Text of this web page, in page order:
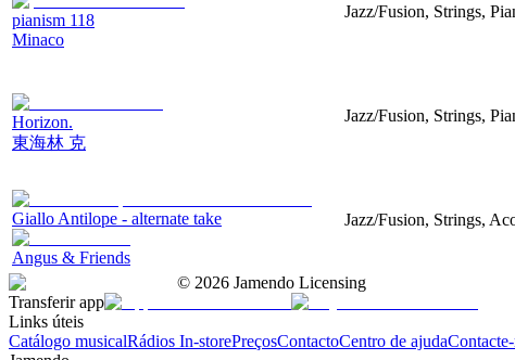
pianism 118
Minaco
Jazz/Fusion, Strings,
Horizon.
東海林 克
Jazz/Fusion, Strings,
Giallo Antilope - alternate take
Angus & Friends
Jazz/Fusion, Strings,
© 2026 Jamendo Licensing
Transferir app
Links úteis
Catálogo musicalRádios In-storePreçosContactoCentro de ajuda